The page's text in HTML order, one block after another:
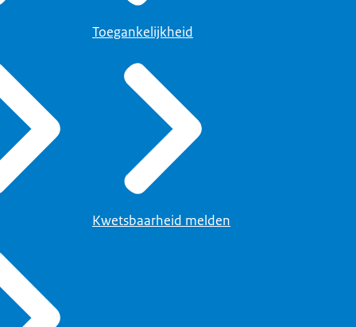
Toegankelijkheid
Kwetsbaarheid melden